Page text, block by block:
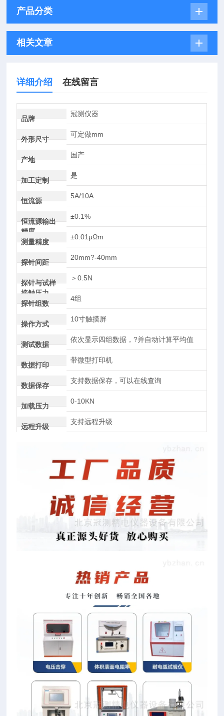
产品分类
相关文章
详细介绍 在线留言
品牌
冠测仪器
外形尺寸
可定做mm
产地
国产
加工定制
是
恒流源
5A/10A
恒流源输出
精度
±0.1%
测量精度
±0.01μΩm
探针间距
20mm?-40mm
探针与试样
接触压力
＞0.5N
探针组数
4组
操作方式
10寸触摸屏
测试数据
依次显示四组数据，?并自动计算平均值
数据打印
带微型打印机
数据保存
支持数据保存，可以在线查询
加载压力
0-10KN
远程升级
支持远程升级